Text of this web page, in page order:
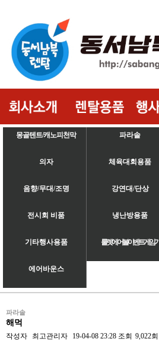
몽골텐트/캐노피천막 파라솔
의자 체육대회용품
음향/무대/조명 강연대/단상
전시회 비품 냉난방용품
기타행사용품 룰렛/에어볼/이벤트게임기
에어바운스
파라솔
해먹
작성자 최고관리자 19-04-08 23:28 조회 9,022회